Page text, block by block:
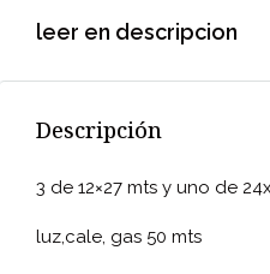
leer en descripcion
Descripción
3 de 12×27 mts y uno de
luz,cale, gas 50 mts